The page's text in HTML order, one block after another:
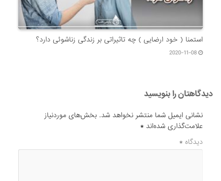
استمنا ( خود ارضایی ) چه تاثیراتی بر زندگی زناشوئی دارد؟
2020-11-08
دیدگاهتان را بنویسید
نشانی ایمیل شما منتشر نخواهد شد. بخش‌های موردنیاز
علامت‌گذاری شده‌اند*
دیدگاه*